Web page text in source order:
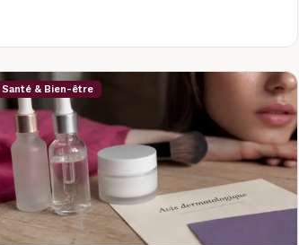
Santé & Bien-être